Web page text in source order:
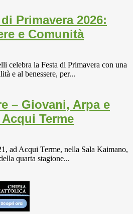
Primavera 2026:
e Comunità
celebra la Festa di Primavera con una
e al benessere, per...
– Giovani, Arpa e
Terme
ad Acqui Terme, nella Sala Kaimano,
quarta stagione...